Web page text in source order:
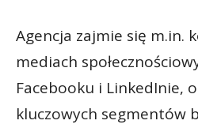
Agencja zajmie się m.in.
mediach
Facebooku i LinkedInie,
kluczowych segmentów